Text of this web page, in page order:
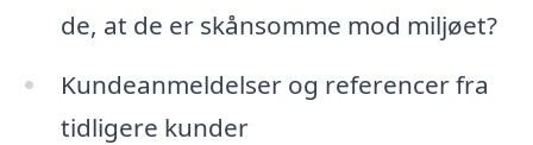
de, at de er skånsomme mod miljøet?
Kundeanmeldelser og referencer fra
tidligere kunder